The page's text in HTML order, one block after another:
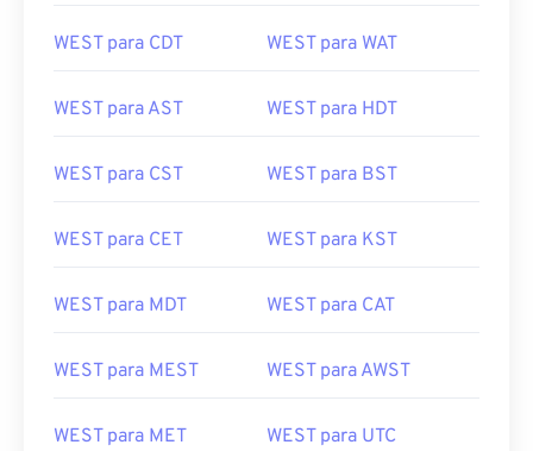
WEST para CDT WEST para WAT
WEST para AST WEST para HDT
WEST para CST WEST para BST
WEST para CET WEST para KST
WEST para MDT WEST para CAT
WEST para MEST WEST para AWST
WEST para MET WEST para UTC